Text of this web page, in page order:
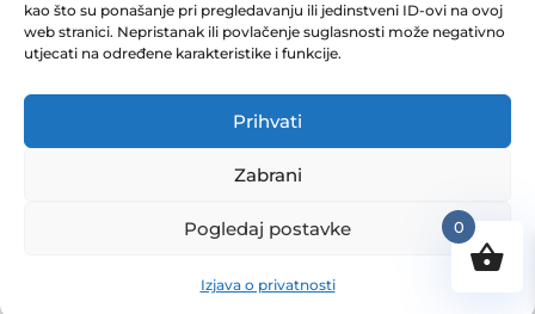
kao što su ponašanje pri pregledavanju ili jedinstveni ID-ovi na ovoj
web stranici. Nepristanak ili povlačenje suglasnosti može negativno
utjecati na određene karakteristike i funkcije.
Prihvati
Zabrani
Pogledaj postavke
Izjava o privatnosti
10000 Zagreb, Hrvatska
Digitalni asistent
pridržana
0